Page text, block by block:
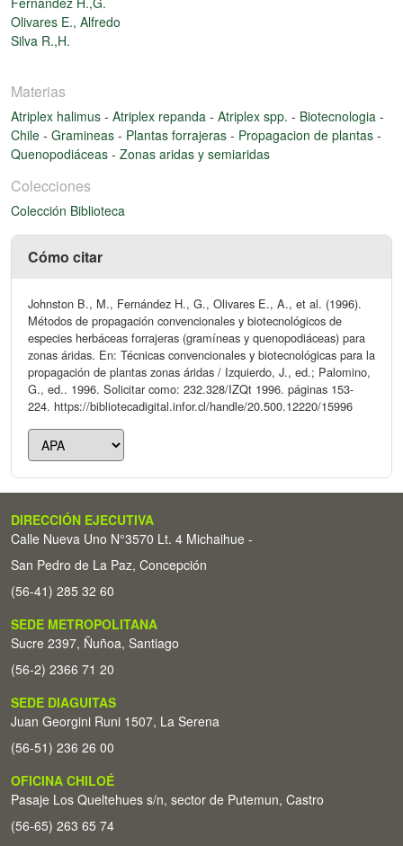
Olivares E., Alfredo
Silva R.,H.
Materias
Atriplex halimus - Atriplex repanda - Atriplex spp. - Biotecnologia -
Chile - Gramineas - Plantas forrajeras - Propagacion de plantas -
Quenopodiáceas - Zonas aridas y semiaridas
Colecciones
Colección Biblioteca
Cómo citar
Johnston B., M., Fernández H., G., Olivares E., A., et al. (1996).
Métodos de propagación convencionales y biotecnológicos de
especies herbáceas forrajeras (gramíneas y quenopodiáceas) para
zonas áridas. En: Técnicas convencionales y biotecnológicas para la
propagación de plantas zonas áridas / Izquierdo, J., ed.; Palomino,
G., ed.. 1996. Solicitar como: 232.328/IZQt 1996. páginas 153-
224. https://bibliotecadigital.infor.cl/handle/20.500.12220/15996
DIRECCIÓN EJECUTIVA
Calle Nueva Uno N°3570 Lt. 4 Michaihue -
San Pedro de La Paz, Concepción
(56-41) 285 32 60
SEDE METROPOLITANA
Sucre 2397, Ñuñoa, Santiago
(56-2) 2366 71 20
SEDE DIAGUITAS
Juan Georgini Runi 1507, La Serena
(56-51) 236 26 00
OFICINA CHILOÉ
Pasaje Los Queltehues s/n, sector de Putemun, Castro
(56-65) 263 65 74